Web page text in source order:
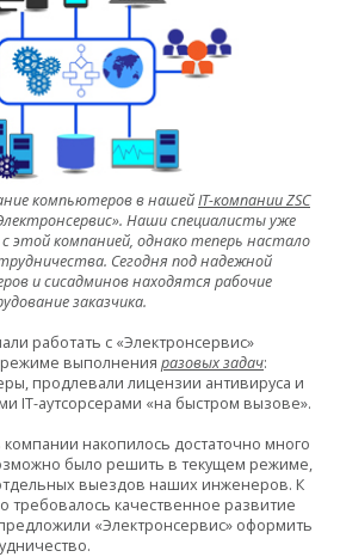
компьютеров в нашейIT-компании ZSC
Наши специалисты уже
этой компанией, однако теперь настало
Сегодня под надежной
и сисадминов находятся рабочие
заказчика.
работать с «Электронсервис»
режиме выполнения разовых задач:
продлевали лицензии антивируса и
IT-аутсорсерами «на быстром вызове».
накопилось достаточно много
было решить в текущем режиме,
выездов наших инженеров. К
требовалось качественное развитие
«Электронсервис» оформить